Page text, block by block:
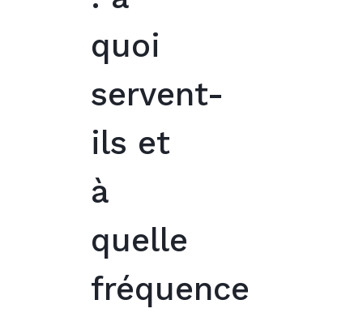
quoi
servent-
ils et
à
quelle
fréquence